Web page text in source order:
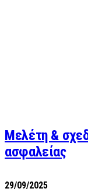
Μελέτη &
ασφαλείας
29/09/2025